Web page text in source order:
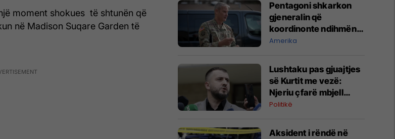
moment shokues të shtunën që
në Madison Suqare Garden të
Pentagoni shkarkon
gjeneralin që
koordinonte ndihmën
ushtarake për
Amerika
​Lushtaku pas gjuajtjes
së Kurtit me vezë:
Njeriu çfarë mbjell
edhe korrë
Politikë
Aksident i rëndë në